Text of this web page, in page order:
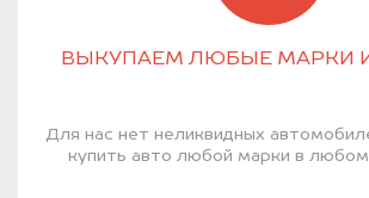
ВЫКУПАЕМ ЛЮБЫЕ МАРКИ
Для нас нет неликвидных
купить авто любой марки в любом